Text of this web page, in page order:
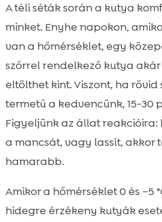
A téli séták során a kutya
minket. Enyhe napokon,
van a hőmérséklet, egy
szőrrel rendelkező kutya akár
eltölthet kint. Viszont, ha
termetű a kedvencünk, 15-30
Figyeljünk az állat
a mancsát, vagy lassít, akkor
hamarabb.
Amikor a hőmérséklet 0 és –5
hidegre érzékeny kutyák